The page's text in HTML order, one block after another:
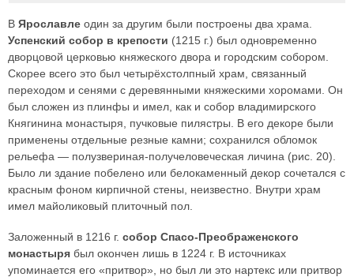
В Ярославле один за другим были построены два храма.
Успенский собор в крепости (1215 г.) был одновременно
дворцовой церковью княжеского двора и городским собором.
Скорее всего это был четырёхстолпный храм, связанный
переходом и сенями с деревянными княжескими хоромами. Он
был сложен из плинфы и имел, как и собор владимирского
Княгинина монастыря, пучковые пилястры. В его декоре были
применены отдельные резные камни; сохранился обломок
рельефа — полузвериная-получеловеческая личина (рис. 20).
Было ли здание побелено или белокаменный декор сочетался с
красным фоном кирпичной стены, неизвестно. Внутри храм
имел майоликовый плиточный пол.
Заложенный в 1216 г. собор Спасо-Преображенского
монастыря был окончен лишь в 1224 г. В источниках
упоминается его «притвор», но был ли это нартекс или притвор